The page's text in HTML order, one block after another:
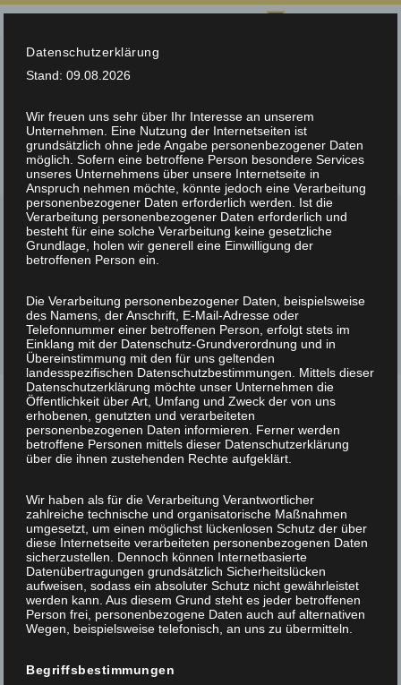
info@teltec.ch
ARCHIVE FOR TAG:
AUTOMATISIERUNG
Datenschutzerklärung
Stand: 09.08.2026
Wir freuen uns sehr über Ihr Interesse an unserem
Unternehmen. Eine Nutzung der Internetseiten ist
grundsätzlich ohne jede Angabe personenbezogener Daten
möglich. Sofern eine betroffene Person besondere Services
unseres Unternehmens über unsere Internetseite in
Anspruch nehmen möchte, könnte jedoch eine Verarbeitung
personenbezogener Daten erforderlich werden. Ist die
Verarbeitung personenbezogener Daten erforderlich und
besteht für eine solche Verarbeitung keine gesetzliche
Grundlage, holen wir generell eine Einwilligung der
betroffenen Person ein.
Die Verarbeitung personenbezogener Daten, beispielsweise
des Namens, der Anschrift, E-Mail-Adresse oder
Telefonnummer einer betroffenen Person, erfolgt stets im
Einklang mit der Datenschutz-Grundverordnung und in
Übereinstimmung mit den für uns geltenden
landesspezifischen Datenschutzbestimmungen. Mittels dieser
Datenschutzerklärung möchte unser Unternehmen die
Öffentlichkeit über Art, Umfang und Zweck der von uns
erhobenen, genutzten und verarbeiteten
personenbezogenen Daten informieren. Ferner werden
betroffene Personen mittels dieser Datenschutzerklärung
über die ihnen zustehenden Rechte aufgeklärt.
Wir haben als für die Verarbeitung Verantwortlicher
zahlreiche technische und organisatorische Maßnahmen
umgesetzt, um einen möglichst lückenlosen Schutz der über
diese Internetseite verarbeiteten personenbezogenen Daten
sicherzustellen. Dennoch können Internetbasierte
Datenübertragungen grundsätzlich Sicherheitslücken
aufweisen, sodass ein absoluter Schutz nicht gewährleistet
werden kann. Aus diesem Grund steht es jeder betroffenen
Person frei, personenbezogene Daten auch auf alternativen
Wegen, beispielsweise telefonisch, an uns zu übermitteln.
Begriffsbestimmungen